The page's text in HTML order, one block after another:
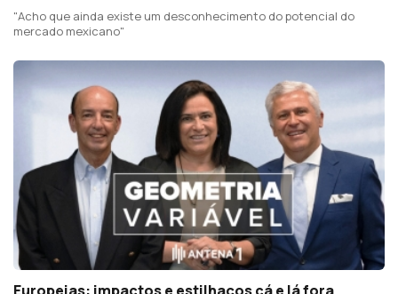
"Acho que ainda existe um desconhecimento do potencial do
mercado mexicano"
Europeias: impactos e estilhaços cá e lá fora